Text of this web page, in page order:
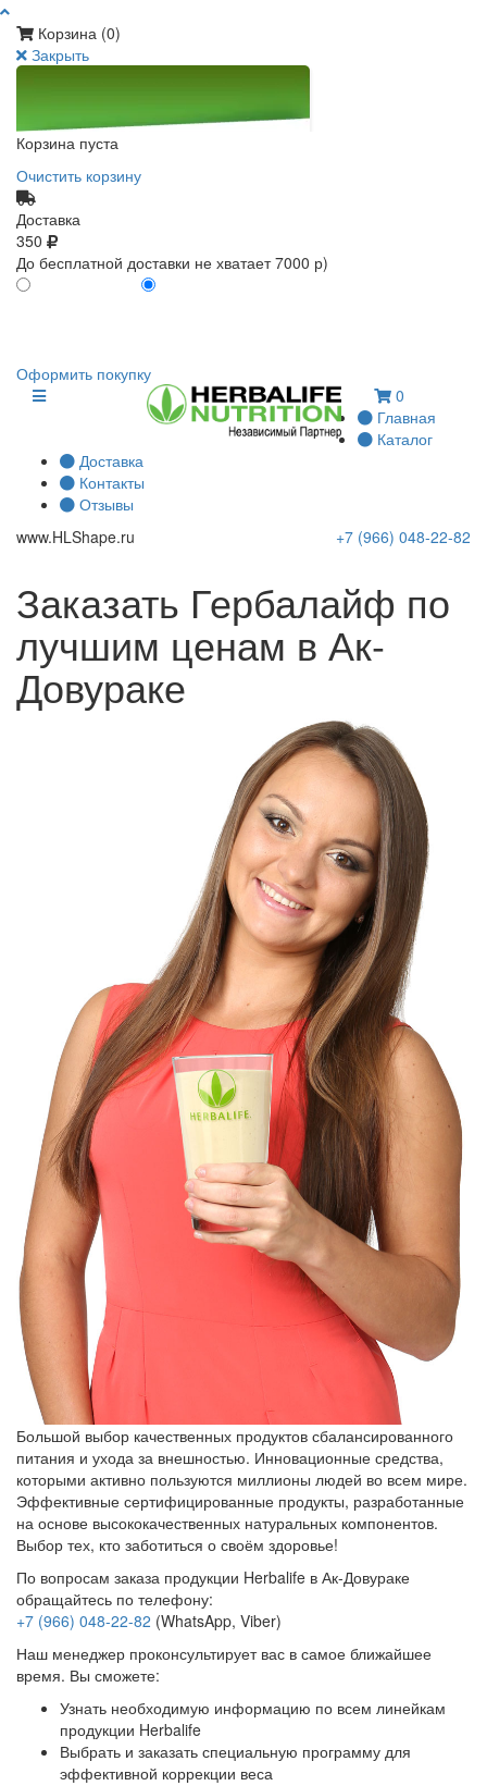
Корзина (0)
Закрыть
Корзина пуста
Очистить корзину
Доставка
350
До бесплатной доставки не хватает 7000 р)
Оформить покупку
0
Главная
Каталог
Доставка
Контакты
Отзывы
www.HLShape.ru +7 (966) 048-22-82
Заказать Гербалайф по
лучшим ценам в Ак-
Довураке
Большой выбор качественных продуктов сбалансированного
питания и ухода за внешностью. Инновационные средства,
которыми активно пользуются миллионы людей во всем мире.
Эффективные сертифицированные продукты, разработанные
на основе высококачественных натуральных компонентов.
Выбор тех, кто заботиться о своём здоровье!
По вопросам заказа продукции Herbalife в Ак-Довураке
обращайтесь по телефону:
+7 (966) 048-22-82 (WhatsApp, Viber)
Наш менеджер проконсультирует вас в самое ближайшее
время. Вы сможете:
Узнать необходимую информацию по всем линейкам
продукции Herbalife
Выбрать и заказать специальную программу для
эффективной коррекции веса